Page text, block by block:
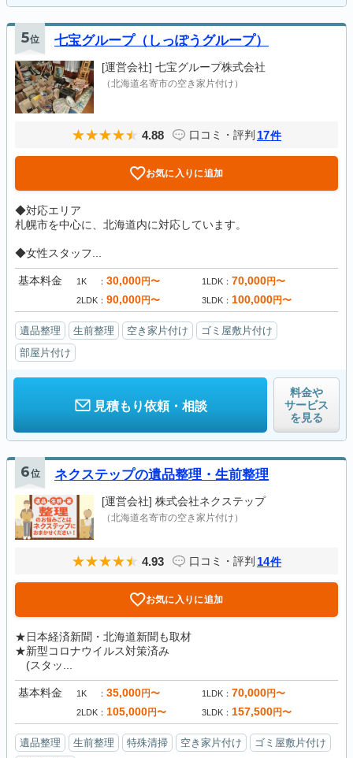
5位 七宝グループ（しっぽうグループ）
[運営会社] 七宝グループ株式会社
（北海道名寄市の空き家片付け）
4.88 口コミ・評判 17件
お気に入りに追加
◆対応エリア
札幌市を中心に、北海道内に対応しています。
◆女性スタッフ...
基本料金 1K 30,000円〜 1LDK 70,000円〜
2LDK 90,000円〜 3LDK 100,000円〜
遺品整理 生前整理 空き家片付け
ゴミ屋敷片付け
部屋片付け
見積もり依頼・相談
料金や
サービス
を見る
6位 ネクステップの遺品整理・生前整理
[運営会社] 株式会社ネクステップ
（北海道名寄市の空き家片付け）
4.93 口コミ・評判 14件
お気に入りに追加
★日本経済新聞・北海道新聞も取材
★新型コロナウイルス対策済み
(スタッ...
基本料金 1K 35,000円〜 1LDK 70,000円〜
2LDK 105,000円〜 3LDK 157,500円〜
遺品整理 生前整理 特殊清掃 空き家片付け
ゴミ屋敷片付け